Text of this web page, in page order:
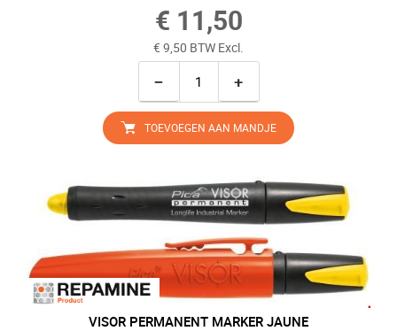
€ 11,50
€ 9,50 BTW Excl.
− +
TOEVOEGEN AAN MANDJE
VISOR PERMANENT MARKER JAUNE